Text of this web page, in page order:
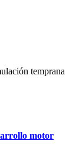
temprana
motor